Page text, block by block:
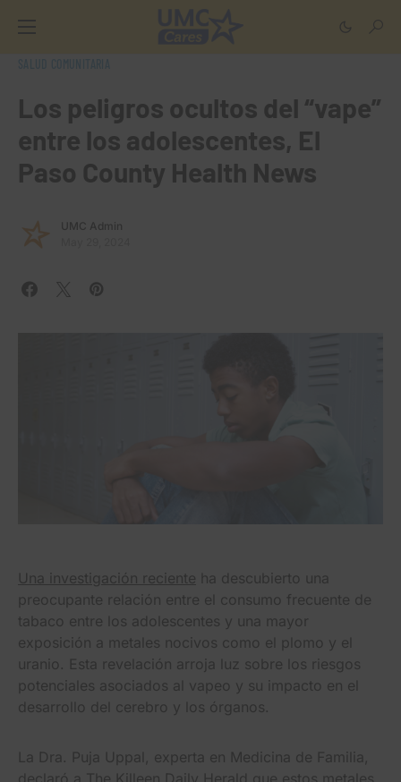
Los peligros ocultos del “vape”
entre los adolescentes, El
Paso County Health News
UMC Admin
Una investigación reciente ha descubierto una
preocupante relación entre el consumo frecuente de
tabaco entre los adolescentes y una mayor
exposición a metales nocivos como el plomo y el
uranio. Esta revelación arroja luz sobre los riesgos
potenciales asociados al vapeo y su impacto en el
desarrollo del cerebro y los órganos.
La Dra. Puja Uppal, experta en Medicina de Familia,
declaró a The Killeen Daily Herald que estos metales